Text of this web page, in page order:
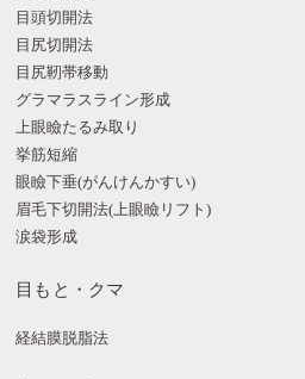
目頭切開法
目尻切開法
目尻靭帯移動
グラマラスライン形成
上眼瞼たるみ取り
挙筋短縮
眼瞼下垂(がんけんかすい)
眉毛下切開法(上眼瞼リフト)
涙袋形成
目もと・クマ
経結膜脱脂法